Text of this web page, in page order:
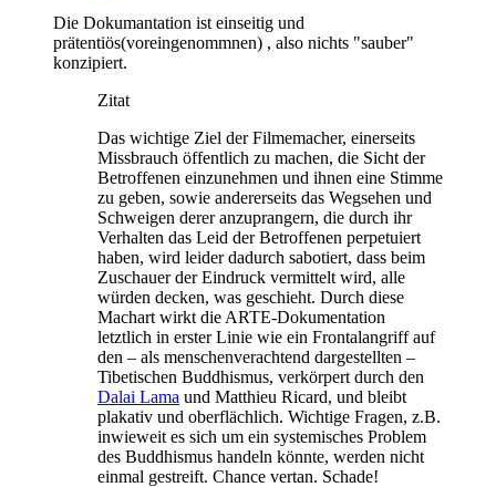
Die Dokumantation ist einseitig und
prätentiös(voreingenommnen) , also nichts "sauber"
konzipiert.
Zitat
Das wichtige Ziel der Filmemacher, einerseits
Missbrauch öffentlich zu machen, die Sicht der
Betroffenen einzunehmen und ihnen eine Stimme
zu geben, sowie andererseits das Wegsehen und
Schweigen derer anzuprangern, die durch ihr
Verhalten das Leid der Betroffenen perpetuiert
haben, wird leider dadurch sabotiert, dass beim
Zuschauer der Eindruck vermittelt wird, alle
würden decken, was geschieht. Durch diese
Machart wirkt die ARTE-Dokumentation
letztlich in erster Linie wie ein Frontalangriff auf
den – als menschenverachtend dargestellten –
Tibetischen Buddhismus, verkörpert durch den
Dalai Lama und Matthieu Ricard, und bleibt
plakativ und oberflächlich. Wichtige Fragen, z.B.
inwieweit es sich um ein systemisches Problem
des Buddhismus handeln könnte, werden nicht
einmal gestreift. Chance vertan. Schade!